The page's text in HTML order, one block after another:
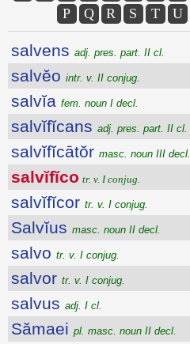
P
Q R S T U
salvens adj. pres. part. II cl.
salvĕo intr. v. II conjug.
salvĭa fem. noun I decl.
salvĭfĭcans adj. pres. part. II cl.
salvĭfĭcātŏr masc. noun III decl.
salvĭfĭco tr. v. I conjug.
salvĭfĭcor tr. v. I conjug.
Salvĭus masc. noun II decl.
salvo tr. v. I conjug.
salvor tr. v. I conjug.
salvus adj. I cl.
Sămaei pl. masc. noun II decl.